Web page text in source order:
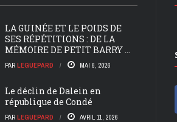
LA GUINÉE ET LE POIDS DE
SES RÉPÉTITIONS : DE LA
MÉMOIRE DE PETIT BARRY ...
PAR LEGUEPARD MAI 6, 2026
Le déclin de Dalein en
république de Condé
PAR LEGUEPARD AVRIL 11, 2026